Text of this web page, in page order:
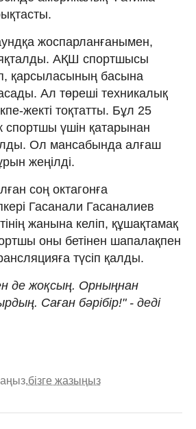
жоспарланғанымен,
АҚШ спортшысы
қарсыласының басына
Ал төреші техникалық
жекті тоқтатты. Бұл 25
спортшы үшін қатарынан
Ол мансабында алғаш
жеңілді.
соң октагонға
Гасанали Гасаналиев
жанына келіп, құшақтамақ
оны бетінен шапалақпен
түсіп қалды.
де жоқсың. Орныңнан
Саған бәрібір!" - деді
бізге жазыңыз